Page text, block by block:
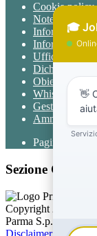
Cookie policy
Note legali
Informativa
Informativa
Ufficio
Dichiarazione
Obiettivi di
Gestione
Pagina
Sezione
Copyright 2026 |
Parma S.p.A. |
Disclaimer